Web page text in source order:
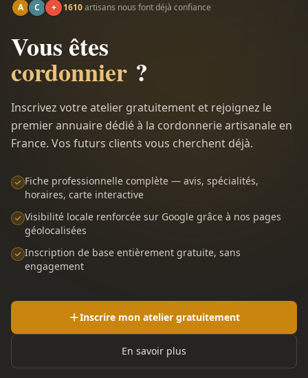
A C + 1610artisans nous font déjà confiance
Vous êtes
cordonnier ?
Inscrivez votre atelier gratuitement et rejoignez le
premier annuaire dédié à la cordonnerie artisanale en
France. Vos futurs clients vous cherchent déjà.
Fiche professionnelle complète — avis, spécialités,
horaires, carte interactive
Visibilité locale renforcée sur Google grâce à nos pages
géolocalisées
Inscription de base entièrement gratuite, sans
engagement
Inscrire mon atelier gratuitement
En savoir plus